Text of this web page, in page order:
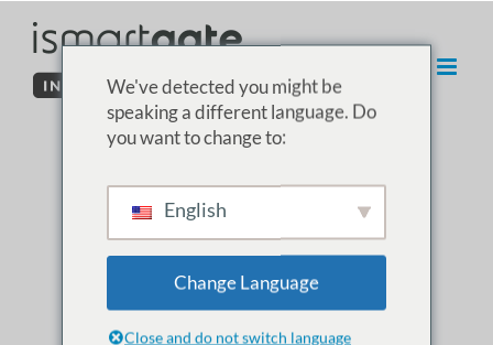
01. Kutudan
Çıkarma
ismartgate LITE Garaj Kiti
We've detected you might be
speaking a different language. Do
you want to change to:
English
Change Language
Close and do not switch language